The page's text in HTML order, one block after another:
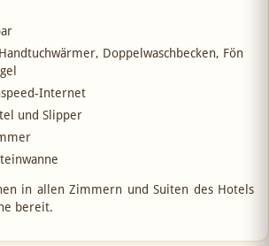
Doppelwaschbecken, Fön
Internet
und Slipper
in allen Zimmern und Suiten des Hotels
bereit.